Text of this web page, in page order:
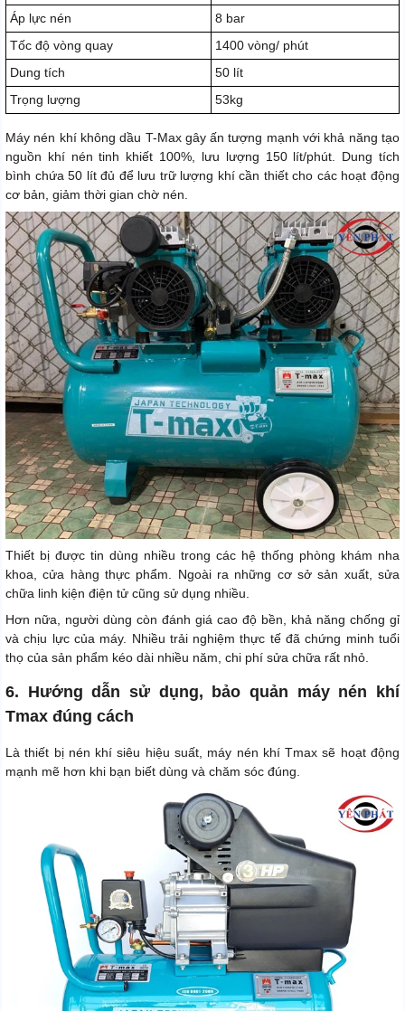
Áp lực nén
8 bar
Tốc độ vòng quay
1400 vòng/ phút
Dung tích
50 lít
Trọng lượng
53kg
Máy nén khí không dầu T-Max gây ấn tượng mạnh với khả năng tạo
nguồn khí nén tinh khiết 100%, lưu lượng 150 lít/phút. Dung tích
bình chứa 50 lít đủ để lưu trữ lượng khí cần thiết cho các hoạt động
cơ bản, giảm thời gian chờ nén.
Thiết bị được tin dùng nhiều trong các hệ thống phòng khám nha
khoa, cửa hàng thực phẩm. Ngoài ra những cơ sở sản xuất, sửa
chữa linh kiện điện tử cũng sử dụng nhiều.
Hơn nữa, người dùng còn đánh giá cao độ bền, khả năng chống gỉ
và chịu lực của máy. Nhiều trải nghiệm thực tế đã chứng minh tuổi
thọ của sản phẩm kéo dài nhiều năm, chi phí sửa chữa rất nhỏ.
6. Hướng dẫn sử dụng, bảo quản máy nén khí
Tmax đúng cách
Là thiết bị nén khí siêu hiệu suất, máy nén khí Tmax sẽ hoạt động
mạnh mẽ hơn khi bạn biết dùng và chăm sóc đúng.